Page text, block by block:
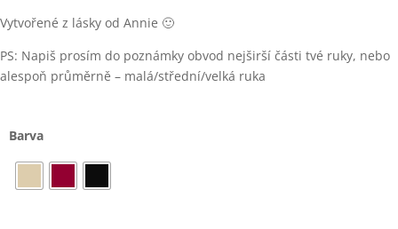
Vytvořené z lásky od Annie 🙂
PS: Napiš prosím do poznámky obvod nejširší části tvé ruky, nebo
alespoň průměrně – malá/střední/velká ruka
Barva